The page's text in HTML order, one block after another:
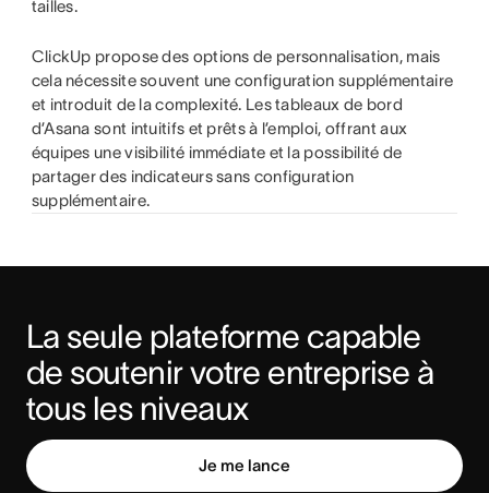
tailles.
ClickUp propose des options de personnalisation, mais
cela nécessite souvent une configuration supplémentaire
et introduit de la complexité. Les tableaux de bord
d’Asana sont intuitifs et prêts à l’emploi, offrant aux
équipes une visibilité immédiate et la possibilité de
partager des indicateurs sans configuration
supplémentaire.
La seule plateforme capable
de soutenir votre entreprise à
tous les niveaux
Je me lance